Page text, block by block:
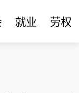
就业 劳权